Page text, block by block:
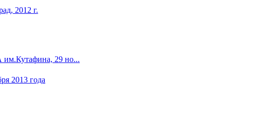
29 но...